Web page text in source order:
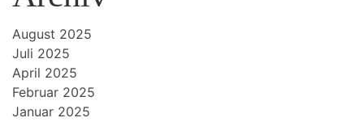
August 2025
Juli 2025
April 2025
Februar 2025
Januar 2025